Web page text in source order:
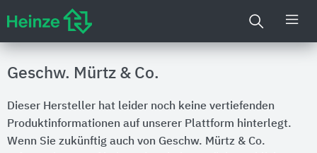
Geschw. Mürtz & Co.
Dieser Hersteller hat leider noch keine vertiefenden
Produktinformationen auf unserer Plattform hinterlegt.
Wenn Sie zukünftig auch von Geschw. Mürtz & Co.